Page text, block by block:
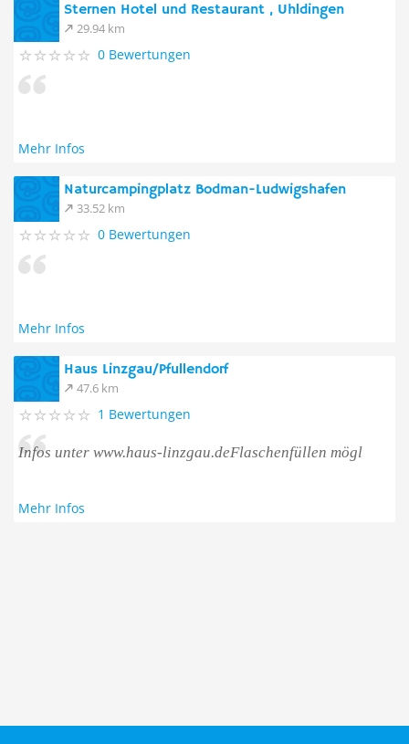
Sternen Hotel und Restaurant , Uhldingen
29.94 km
0 Bewertungen
Mehr Infos
Naturcampingplatz Bodman-Ludwigshafen
33.52 km
0 Bewertungen
Mehr Infos
Haus Linzgau/Pfullendorf
47.6 km
1 Bewertungen
Infos unter www.haus-linzgau.deFlaschenfüllen mögl
Mehr Infos